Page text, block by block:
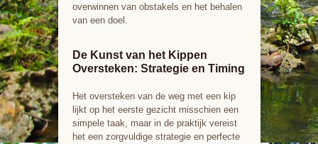
overwinnen van obstakels en het behalen
van een doel.
De Kunst van het Kippen
Oversteken: Strategie en Timing
Het oversteken van de weg met een kip
lijkt op het eerste gezicht misschien een
simpele taak, maar in de praktijk vereist
het een zorgvuldige strategie en perfecte